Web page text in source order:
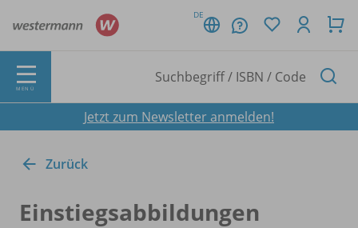
DE
MENÜ
Jetzt zum Newsletter anmelden!
Zurück
Einstiegsabbildungen